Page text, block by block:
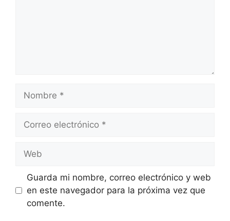
Nombre
Correo
Web
Guarda mi nombre, correo electrónico y web
en este navegador para la próxima vez que
comente.